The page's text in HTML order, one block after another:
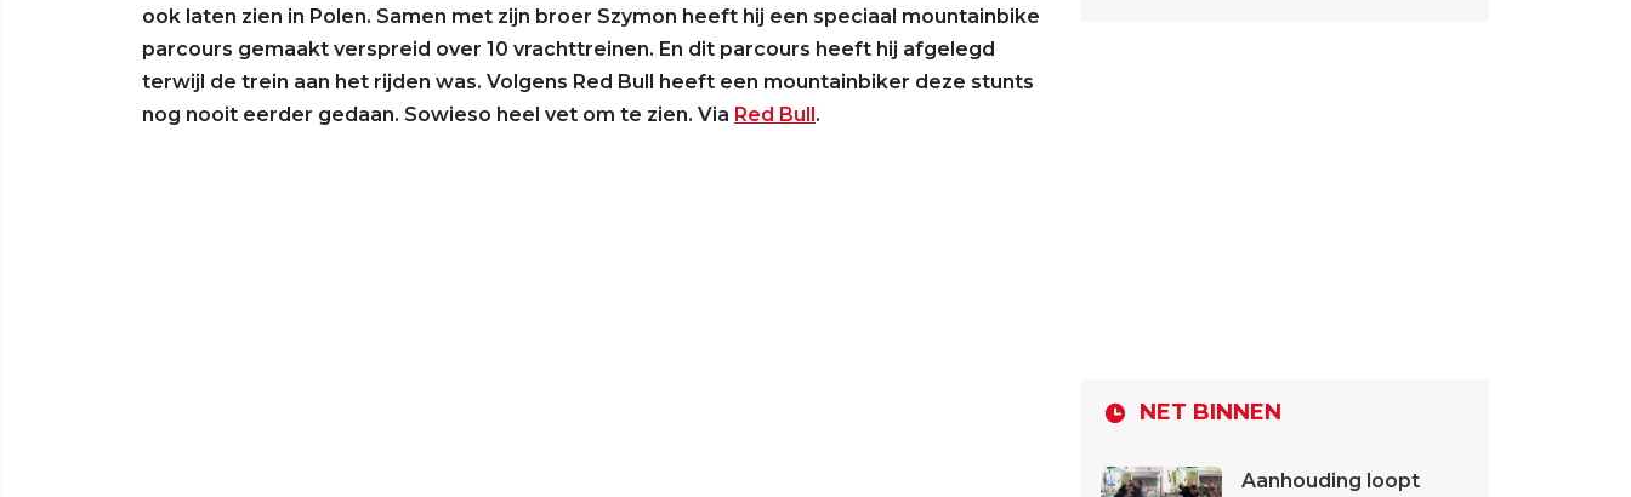
ook laten zien in Polen. Samen met zijn broer Szymon heeft hij een speciaal mountainbike
parcours gemaakt verspreid over 10 vrachttreinen. En dit parcours heeft hij afgelegd
terwijl de trein aan het rijden was. Volgens Red Bull heeft een mountainbiker deze stunts
nog nooit eerder gedaan. Sowieso heel vet om te zien. Via Red Bull.
NET BINNEN
Aanhouding loopt